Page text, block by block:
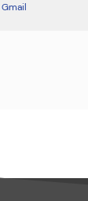
Gmail